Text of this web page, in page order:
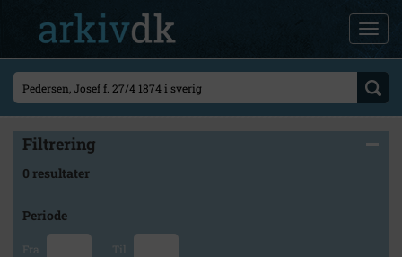
Filtrering
0 resultater
Periode
Fra Til